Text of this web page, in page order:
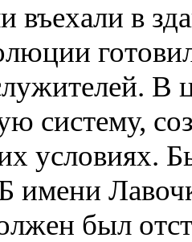
въехали в
В
систему,
условиях.
имени
был